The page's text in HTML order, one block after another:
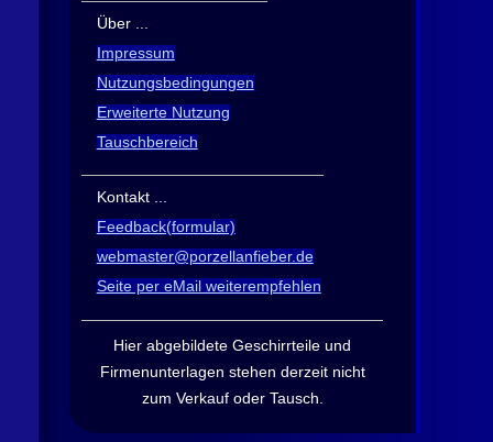
Über ...
Impressum
Nutzungsbedingungen
Erweiterte Nutzung
Tauschbereich
Kontakt ...
Feedback(formular)
webmaster@porzellanfieber.de
Seite per eMail weiterempfehlen
Hier abgebildete Geschirrteile und
Firmen­unterlagen stehen derzeit nicht
zum Verkauf oder Tausch